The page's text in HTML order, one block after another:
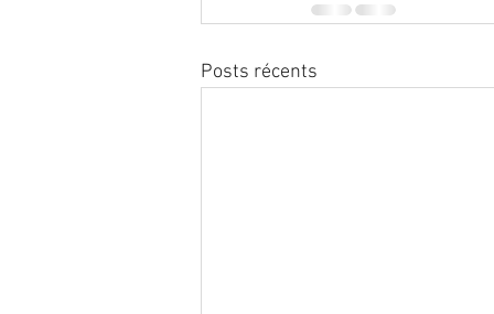
Posts récents